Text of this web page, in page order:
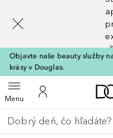
Objavte naše beauty služby
krásy v Douglas.
MenuOtvoriť menuDo môjho účtu
Choď späť
Vykonajte vyhľadávanie